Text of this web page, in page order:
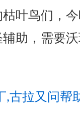
叶鸟们，
辅助，需要
,古拉又问帮